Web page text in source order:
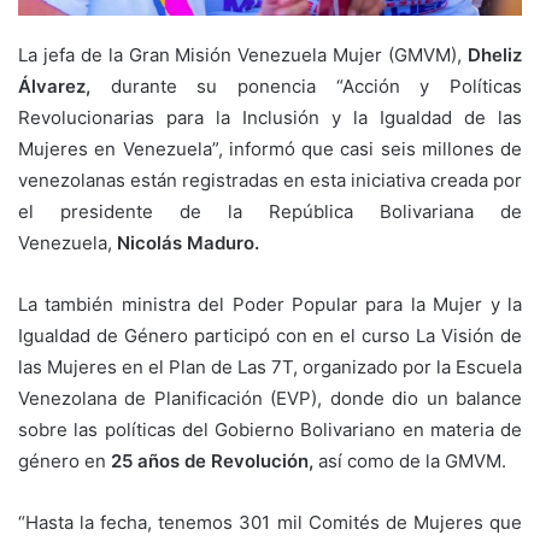
La jefa de la Gran Misión Venezuela Mujer (GMVM), Dheliz
Álvarez, durante su ponencia “Acción y Políticas
Revolucionarias para la Inclusión y la Igualdad de las
Mujeres en Venezuela”, informó que casi seis millones de
venezolanas están registradas en esta iniciativa creada por
el presidente de la República Bolivariana de
Venezuela, Nicolás Maduro.
La también ministra del Poder Popular para la Mujer y la
Igualdad de Género participó con en el curso La Visión de
las Mujeres en el Plan de Las 7T, organizado por la Escuela
Venezolana de Planificación (EVP), donde dio un balance
sobre las políticas del Gobierno Bolivariano en materia de
género en 25 años de Revolución, así como de la GMVM.
“Hasta la fecha, tenemos 301 mil Comités de Mujeres que